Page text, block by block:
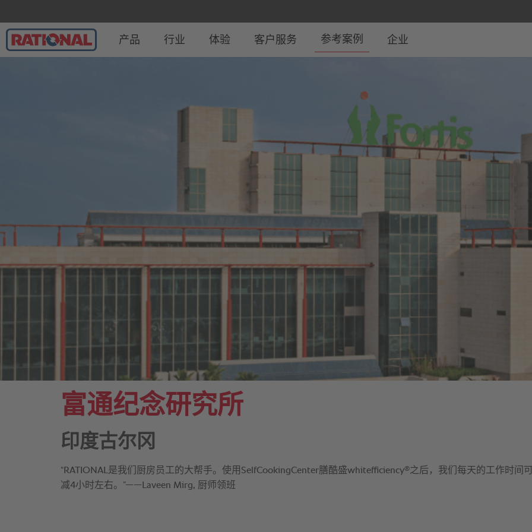
富通纪念研究所
印度古尔冈
“RATIONAL是我们厨房员工的大帮手。使用SelfCookingCenter膳酷盛whitefficiency®之后，我们每天的工作时间
减4小时左右。”——Laveen Mirg, 厨师领班